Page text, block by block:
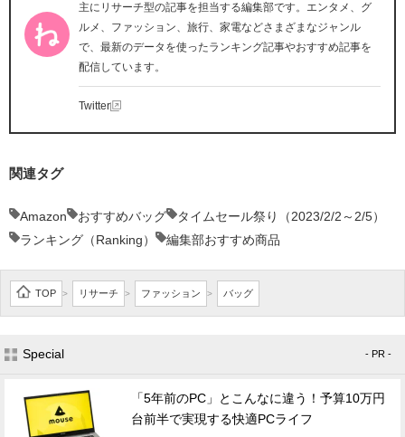
主にリサーチ型の記事を担当する編集部です。エンタメ、グ
ルメ、ファッション、旅行、家電などさまざまなジャンル
で、最新のデータを使ったランキング記事やおすすめ記事を
配信しています。
Twitter
関連タグ
Amazon おすすめバッグ
タイムセール祭り（2023/2/2～2/5）
ランキング（Ranking）
編集部おすすめ商品
TOP > リサーチ > ファッション > バッグ
Special - PR -
「5年前のPC」とこんなに違う！予算10万円
台前半で実現する快適PCライフ